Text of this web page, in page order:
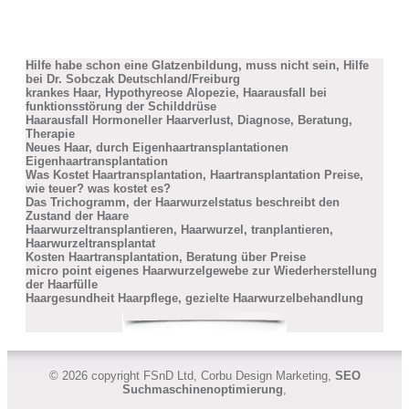
Hilfe habe schon eine Glatzenbildung, muss nicht sein, Hilfe
bei Dr. Sobczak Deutschland/Freiburg
krankes Haar, Hypothyreose Alopezie, Haarausfall bei
funktionsstörung der Schilddrüse
Haarausfall Hormoneller Haarverlust, Diagnose, Beratung,
Therapie
Neues Haar, durch Eigenhaartransplantationen
Eigenhaartransplantation
Was Kostet Haartransplantation, Haartransplantation Preise,
wie teuer? was kostet es?
Das Trichogramm, der Haarwurzelstatus beschreibt den
Zustand der Haare
Haarwurzeltransplantieren, Haarwurzel, tranplantieren,
Haarwurzeltransplantat
Kosten Haartransplantation, Beratung über Preise
micro point eigenes Haarwurzelgewebe zur Wiederherstellung
der Haarfülle
Haargesundheit Haarpflege, gezielte Haarwurzelbehandlung
© 2026 copyright FSnD Ltd, Corbu Design Marketing, SEO
Suchmaschinenoptimierung,